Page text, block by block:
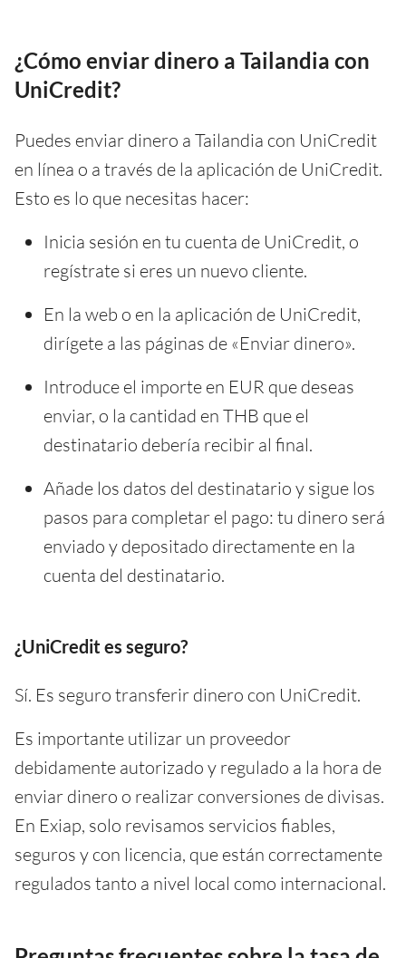
¿Cómo enviar dinero a Tailandia con
UniCredit?
Puedes enviar dinero a Tailandia con UniCredit
en línea o a través de la aplicación de UniCredit.
Esto es lo que necesitas hacer:
Inicia sesión en tu cuenta de UniCredit, o
regístrate si eres un nuevo cliente.
En la web o en la aplicación de UniCredit,
dirígete a las páginas de «Enviar dinero».
Introduce el importe en EUR que deseas
enviar, o la cantidad en THB que el
destinatario debería recibir al final.
Añade los datos del destinatario y sigue los
pasos para completar el pago: tu dinero será
enviado y depositado directamente en la
cuenta del destinatario.
¿UniCredit es seguro?
Sí. Es seguro transferir dinero con UniCredit.
Es importante utilizar un proveedor
debidamente autorizado y regulado a la hora de
enviar dinero o realizar conversiones de divisas.
En Exiap, solo revisamos servicios fiables,
seguros y con licencia, que están correctamente
regulados tanto a nivel local como internacional.